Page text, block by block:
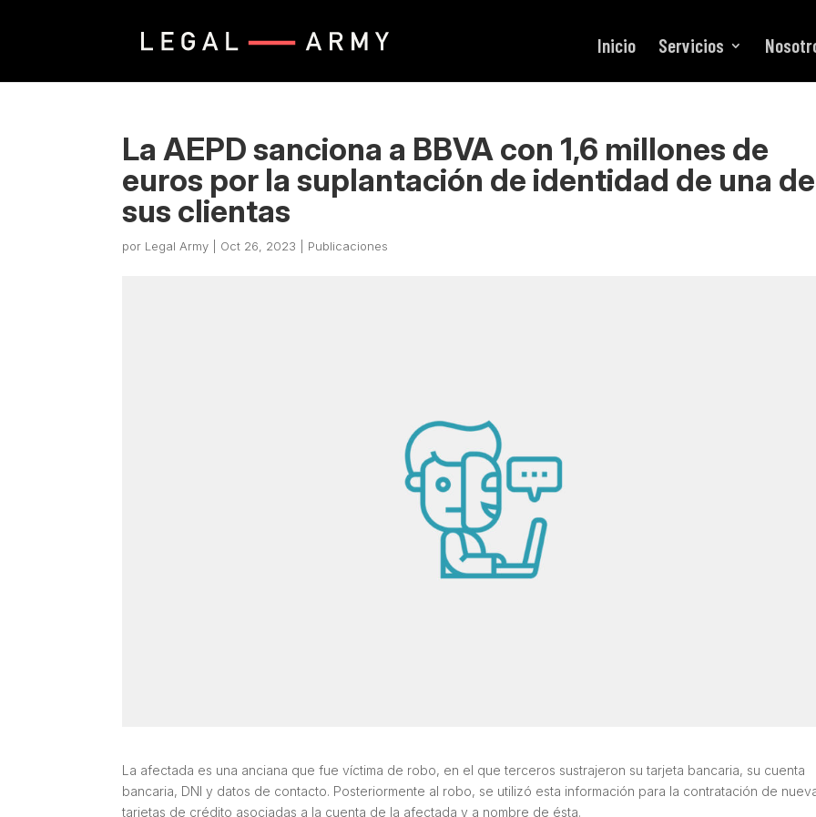
Inicio Servicios
La AEPD sanciona a BBVA con 1,6 millones de
euros por la suplantación de identidad de una de
sus clientas
por Legal Army Oct 26, 2023 Publicaciones
La afectada es una anciana que fue víctima de robo, en el que terceros sustrajeron su tarjeta bancaria, su cuenta
bancaria, DNI y datos de contacto. Posteriormente al robo, se utilizó esta información para la contratación de
tarjetas de crédito asociadas a la cuenta de la afectada y a nombre de ésta.